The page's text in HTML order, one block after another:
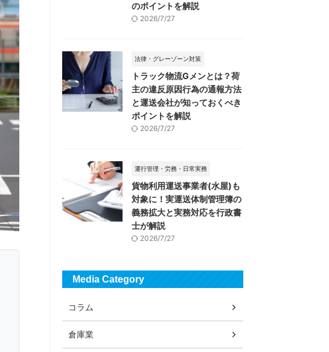
のポイントを解説
2026/7/27
法律・グレーゾーン対策
トラック物流Gメンとは？荷
主の違反原因行為の通報方法
と運送会社が知っておくべき
ポイントを解説
2026/7/27
運行管理・労務・日常実務
貨物利用運送事業者(水屋)も
対象に！実運送体制管理簿の
義務拡大と実務対応を行政書
士が解説
2026/7/27
Media Category
コラム
倉庫業